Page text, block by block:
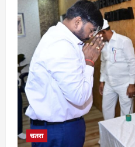
चतरा